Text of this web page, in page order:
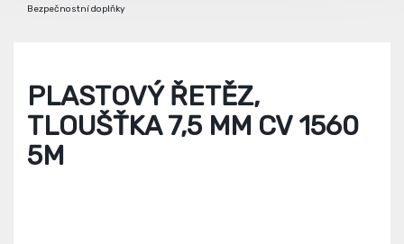
Bezpečnostní doplňky
PLASTOVÝ ŘETĚZ,
TLOUŠŤKA 7,5 MM CV 1560
5M